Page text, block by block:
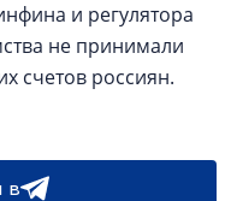
и регулятора
не принимали
счетов россиян.
в